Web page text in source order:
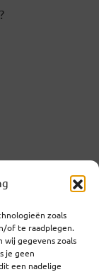
zoals
of te raadplegen.
gegevens zoals
je geen
een nadelige
29 |
01